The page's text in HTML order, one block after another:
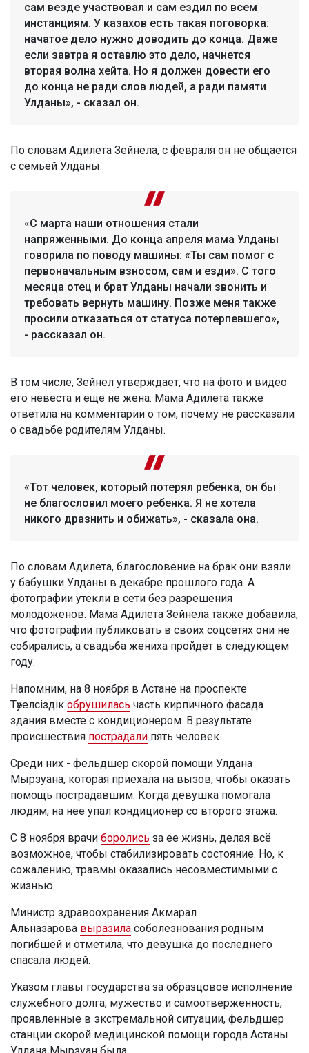
сам везде участвовал и сам ездил по всем
инстанциям. У казахов есть такая поговорка:
начатое дело нужно доводить до конца. Даже
если завтра я оставлю это дело, начнется
вторая волна хейта. Но я должен довести его
до конца не ради слов людей, а ради памяти
Улданы», - сказал он.
По словам Адилета Зейнела, с февраля он не общается
с семьей Улданы.
«С марта наши отношения стали
напряженными. До конца апреля мама Улданы
говорила по поводу машины: «Ты сам помог с
первоначальным взносом, сам и езди». С того
месяца отец и брат Улданы начали звонить и
требовать вернуть машину. Позже меня также
просили отказаться от статуса потерпевшего»,
- рассказал он.
В том числе, Зейнел утверждает, что на фото и видео
его невеста и еще не жена. Мама Адилета также
ответила на комментарии о том, почему не рассказали
о свадьбе родителям Улданы.
«Тот человек, который потерял ребенка, он бы
не благословил моего ребенка. Я не хотела
никого дразнить и обижать», - сказала она.
По словам Адилета, благословение на брак они взяли
у бабушки Улданы в декабре прошлого года. А
фотографии утекли в сети без разрешения
молодоженов. Мама Адилета Зейнела также добавила,
что фотографии публиковать в своих соцсетях они не
собирались, а свадьба жениха пройдет в следующем
году.
Напомним, на 8 ноября в Астане на проспекте
Тәуелсіздік обрушилась часть кирпичного фасада
здания вместе с кондиционером. В результате
происшествия пострадали пять человек.
Среди них - фельдшер скорой помощи Улдана
Мырзуана, которая приехала на вызов, чтобы оказать
помощь пострадавшим. Когда девушка помогала
людям, на нее упал кондиционер со второго этажа.
С 8 ноября врачи боролись за ее жизнь, делая всё
возможное, чтобы стабилизировать состояние. Но, к
сожалению, травмы оказались несовместимыми с
жизнью.
Министр здравоохранения Акмарал
Альназарова выразила соболезнования родным
погибшей и отметила, что девушка до последнего
спасала людей.
Указом главы государства за образцовое исполнение
служебного долга, мужество и самоотверженность,
проявленные в экстремальной ситуации, фельдшер
станции скорой медицинской помощи города Астаны